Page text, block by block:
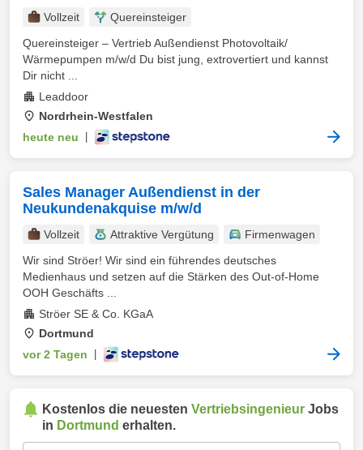
Vollzeit
Quereinsteiger
Quereinsteiger – Vertrieb Außendienst Photovoltaik/
Wärmepumpen m/w/d Du bist jung, extrovertiert und kannst
Dir nicht ...
Leaddoor
Nordrhein-Westfalen
heute neu
Sales Manager Außendienst in der
Neukundenakquise m/w/d
Vollzeit Attraktive Vergütung
Firmenwagen
Wir sind Ströer! Wir sind ein führendes deutsches
Medienhaus und setzen auf die Stärken des Out-of-Home
OOH Geschäfts ...
Ströer SE & Co. KGaA
Dortmund
vor 2 Tagen
Kostenlos die neuesten Vertriebsingenieur Jobs
in Dortmund erhalten.